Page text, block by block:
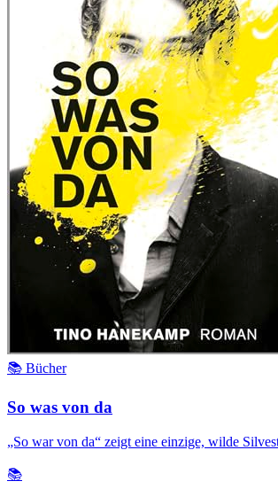
📚 Bücher
So was von da
„So war von da“ zeigt eine einzige, wilde
📚